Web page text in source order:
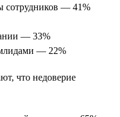
сотрудников — 41%
— 33%
— 22%
что недоверие